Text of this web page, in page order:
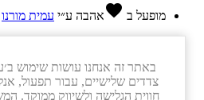
מופעל ב favoriteאהבה ע״י עמית מורנו
באתר זה אנחנו עושות שימוש
צדדים שלישיים, עבור תפעול,
חווית הגלישה ולשיווק ממוקד.